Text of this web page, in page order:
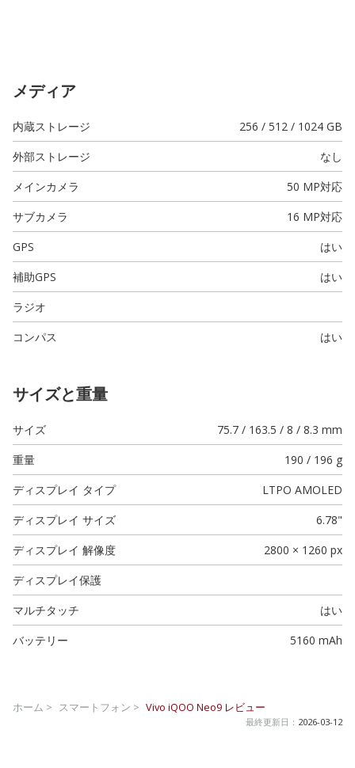
メディア
内蔵ストレージ
256 / 512 / 1024 GB
外部ストレージ
なし
メインカメラ
50 MP対応
サブカメラ
16 MP対応
GPS
はい
補助GPS
はい
ラジオ
コンパス
はい
サイズと重量
サイズ
75.7 / 163.5 / 8 / 8.3 mm
重量
190 / 196 g
ディスプレイ タイプ
LTPO AMOLED
ディスプレイ サイズ
6.78"
ディスプレイ 解像度
2800 × 1260 px
ディスプレイ保護
マルチタッチ
はい
バッテリー
5160 mAh
ホーム > スマートフォン > Vivo iQOO Neo9 レビュー
最終更新日： 2026-03-12